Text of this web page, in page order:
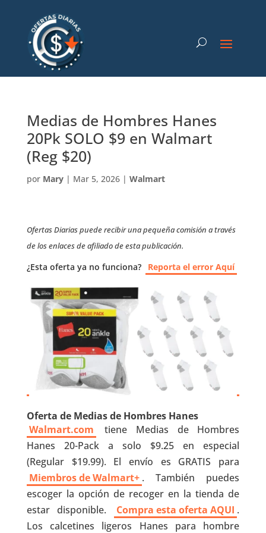
Medias de Hombres Hanes
20Pk SOLO $9 en Walmart
(Reg $20)
por Mary| Mar 5, 2026| Walmart
Ofertas Diarias puede recibir una pequeña comisión a través
de los enlaces de afiliado de esta publicación.
¿Esta oferta ya no funciona? Reporta el error Aquí
Oferta de Medias de Hombres Hanes
Walmart.com
tiene Medias de Hombres
Hanes 20-Pack a solo $9.25 en especial
(Regular $19.99). El envío es GRATIS para
Miembros de Walmart+ . También puedes
escoger la opción de recoger en la tienda de
estar disponible.
Compra esta oferta AQUI .
Los calcetines ligeros Hanes para hombre